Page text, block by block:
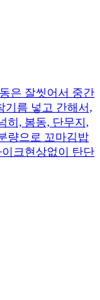
은 잘씻어서 중간
기름 넣고 간해서,
히, 봄동, 단무지,
량으로 꼬마김밥
크현상없이 탄단